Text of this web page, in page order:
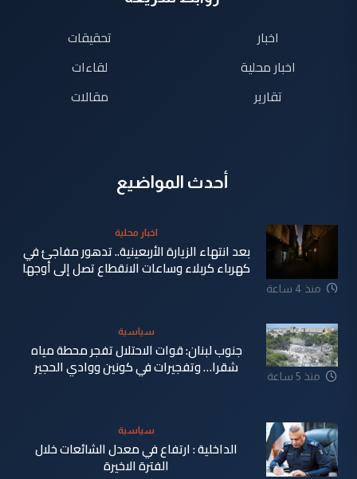
اخبار
اخبار محلية
تقارير
تحقيقات
لقاءات
مقالات
أحدث المواضيع
منذ 4 ساعة
اخبار محلية
بعد انتهاء الزيارة الأربعينية.. تدهور مفاجئ في
كهرباء كربلاء وساعات الانقطاع تصل إلى أوجها
منذ 5 ساعة
سياسية
جنوب لبنان: قوات الاحتلال تفجر محطة مياه
شقرا… وتفجيرات في كونين ووادي الحجير
سياسية
الداخلية : ارتفاع في معدل الشائعات خلال
الفترة الاخيرة